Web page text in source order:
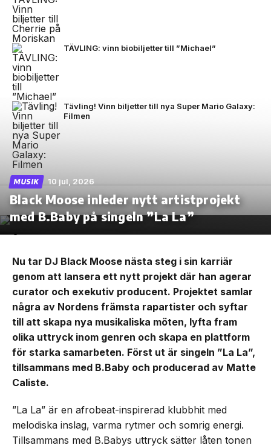
TÄVLING: vinn biobiljetter till ”Michael”
Tävling! Vinn biljetter till nya Super Mario Galaxy:
Filmen
MUSIK 10 jul, 2026
Black Moose inleder nytt artistprojekt
med B.Baby på singeln ”La La”
Nu tar DJ Black Moose nästa steg i sin karriär
genom att lansera ett nytt projekt där han agerar
curator och exekutiv producent. Projektet samlar
några av Nordens främsta rapartister och syftar
till att skapa nya musikaliska möten, lyfta fram
olika uttryck inom genren och skapa en plattform
för starka samarbeten. Först ut är singeln ”La La”,
tillsammans med B.Baby och producerad av Matte
Caliste.
”La La” är en afrobeat-inspirerad klubbhit med
melodiska inslag, varma rytmer och somrig energi.
Tillsammans med B.Babys uttryck sätter låten tonen